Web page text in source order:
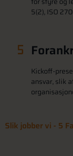
5(2), ISO
Kickoff-
ansvar, slik
Slik jobber vi - 5